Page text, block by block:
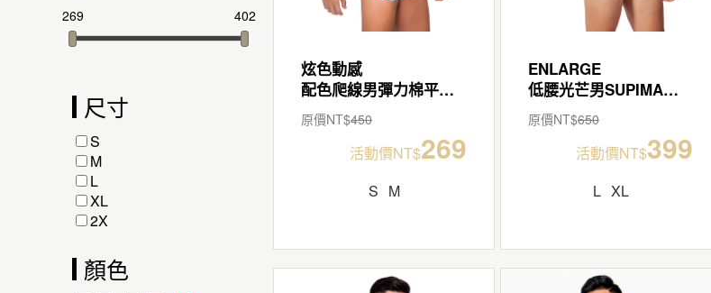
269 402
尺寸
S
M
L
XL
2X
顏色
炫色動感
配色爬線男彈力棉平口褲
原價NT$450
活動價NT$269
S M
ENLARGE
低腰光芒男SUPIMA棉平口褲
原價NT$650
活動價NT$399
L XL